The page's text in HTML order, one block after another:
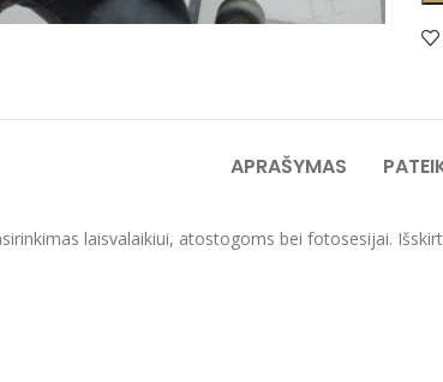
APRAŠYMAS
laisvalaikiui, atostogoms bei fotosesijai.